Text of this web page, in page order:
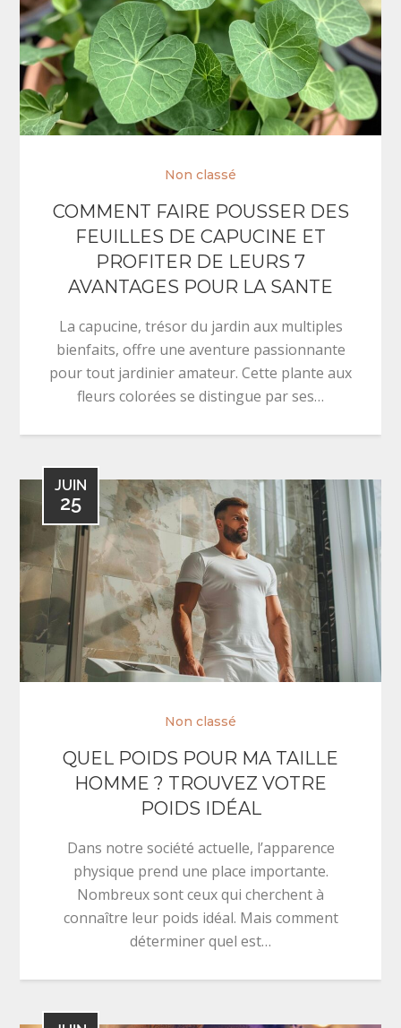
Non classé
COMMENT FAIRE POUSSER DES
FEUILLES DE CAPUCINE ET
PROFITER DE LEURS 7
AVANTAGES POUR LA SANTE
La capucine, trésor du jardin aux multiples
bienfaits, offre une aventure passionnante
pour tout jardinier amateur. Cette plante aux
fleurs colorées se distingue par ses…
JUIN
25
Non classé
QUEL POIDS POUR MA TAILLE
HOMME ? TROUVEZ VOTRE
POIDS IDÉAL
Dans notre société actuelle, l’apparence
physique prend une place importante.
Nombreux sont ceux qui cherchent à
connaître leur poids idéal. Mais comment
déterminer quel est…